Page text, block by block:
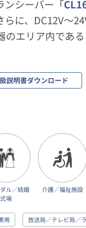
ンシーバー「
に、DC12V～
のエリア内であ
説明書ダウンロード
ル／結婚
式場
介護／福祉施設
用 放送局／テレビ局／